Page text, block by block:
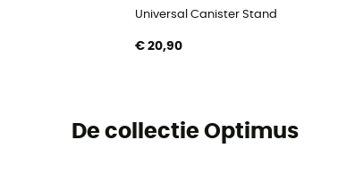
Universal Canister Stand
€ 20,90
De collectie Optimus